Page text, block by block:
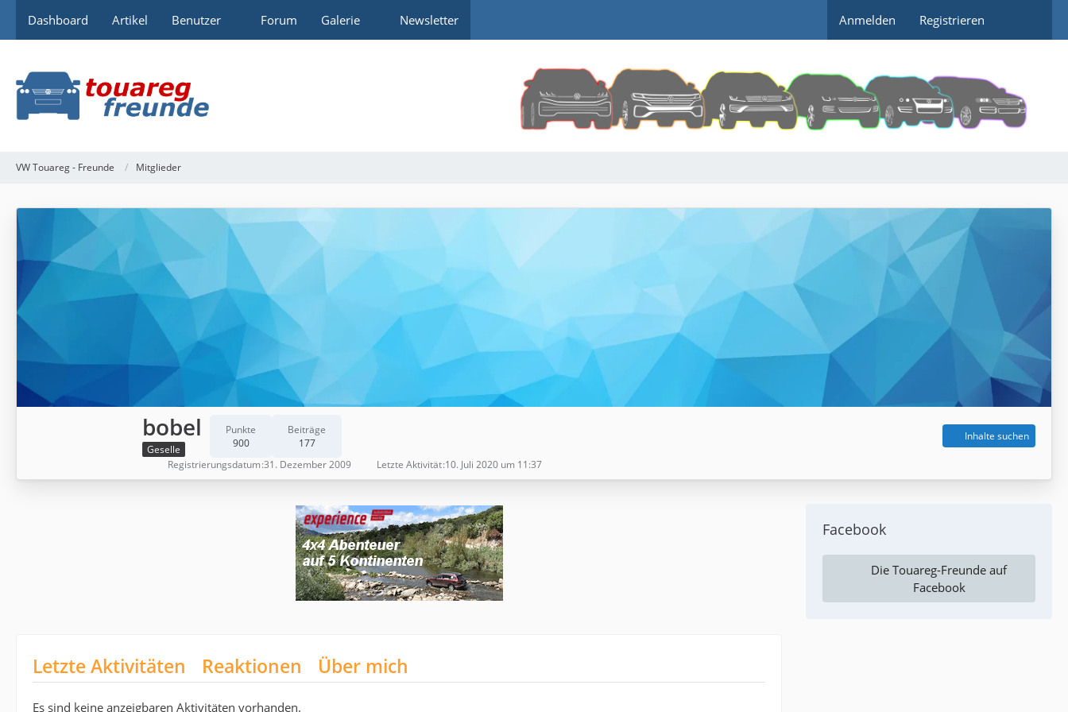
Dashboard Artikel Benutzer Forum Galerie Newsletter Anmelden Registrieren
VW Touareg - Freunde Mitglieder
bobel
Geselle
Punkte
900
Beiträge
177
Inhalte suchen
Registrierungsdatum 31. Dezember 2009 Letzte Aktivität 10. Juli 2020 um 11:37
Letzte Aktivitäten Reaktionen Über mich
Es sind keine anzeigbaren Aktivitäten vorhanden.
Facebook
Die Touareg-Freunde auf
Facebook